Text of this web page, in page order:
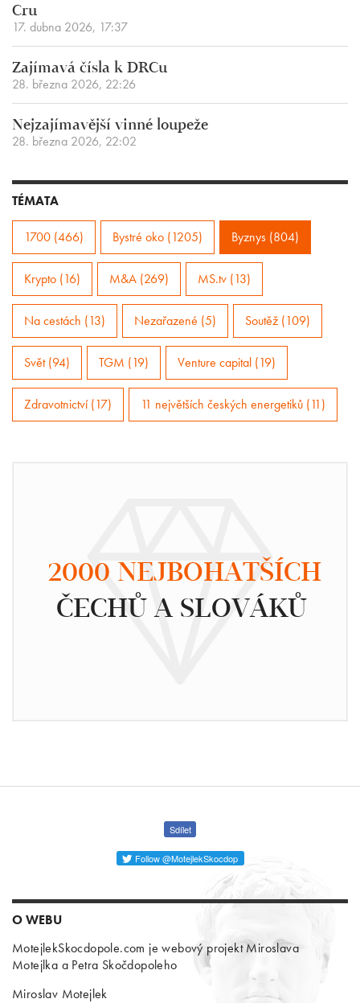
Cru
17. dubna 2026, 17:37
Zajímavá čísla k DRCu
28. března 2026, 22:26
Nejzajímavější vinné loupeže
28. března 2026, 22:02
TÉMATA
1700 (466) Bystré oko (1205) Byznys (804)
Krypto (16) M&A (269) MS.tv (13)
Na cestách (13) Nezařazené (5) Soutěž (109)
Svět (94) TGM (19) Venture capital (19)
Zdravotnictví (17) 11 největších českých energetiků (11)
2000 NEJBOHATŠÍCH
ČECHŮ A SLOVÁKŮ
Sdílet
Follow @MotejlekSkocdop
O WEBU
MotejlekSkocdopole.com je webový projekt Miroslava
Motejlka a Petra Skočdopoleho
Miroslav Motejlek